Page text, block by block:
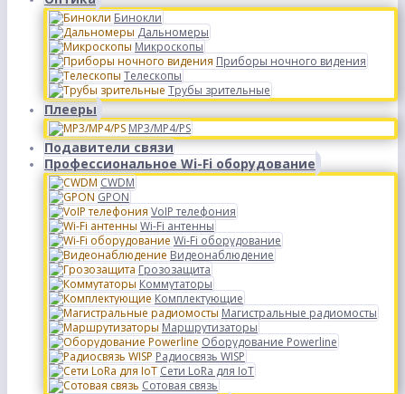
Бинокли
Дальномеры
Микроскопы
Приборы ночного видения
Телескопы
Трубы зрительные
Плееры
MP3/MP4/PS
Подавители связи
Профессиональное Wi-Fi оборудование
CWDM
GPON
VoIP телефония
Wi-Fi антенны
Wi-Fi оборудование
Видеонаблюдение
Грозозащита
Коммутаторы
Комплектующие
Магистральные радиомосты
Маршрутизаторы
Оборудование Powerline
Радиосвязь WISP
Сети LoRa для IoT
Сотовая связь